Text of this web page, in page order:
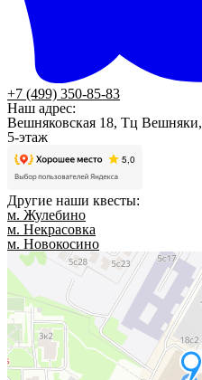
+7 (499) 350-85-83
Наш адрес:
Вешняковская 18, Тц Вешняки,
5-этаж
Другие наши квесты:
м. Жулебино
м. Некрасовка
м. Новокосино